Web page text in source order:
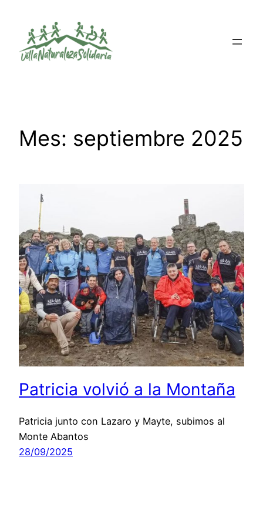
contenido
Mes: septiembre 2025
Patricia volvió a la Montaña
Patricia junto con Lazaro y Mayte, subimos al
Monte Abantos
28/09/2025